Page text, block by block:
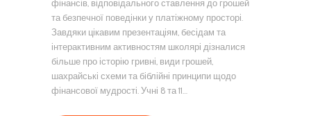
фінансів, відповідального ставлення до грошей
та безпечної поведінки у платіжному просторі.
Завдяки цікавим презентаціям, бесідам та
інтерактивним активностям школярі дізналися
більше про історію гривні, види грошей,
шахрайські схеми та біблійні принципи щодо
фінансової мудрості. Учні 8 та 11…